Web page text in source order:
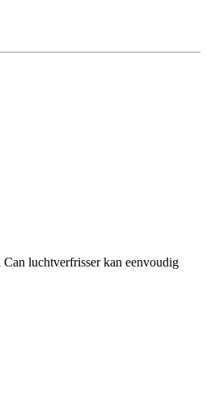
luchtverfrisser kan eenvoudig